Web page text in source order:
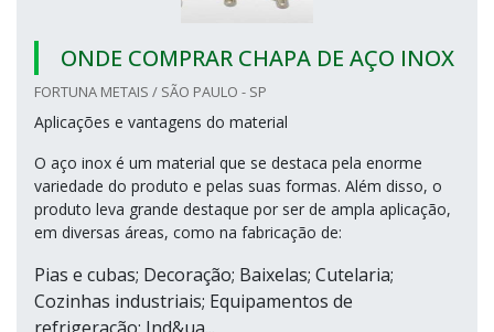
ONDE COMPRAR CHAPA DE AÇO INOX
FORTUNA METAIS / SÃO PAULO - SP
Aplicações e vantagens do material
O aço inox é um material que se destaca pela enorme
variedade do produto e pelas suas formas. Além disso, o
produto leva grande destaque por ser de ampla aplicação,
em diversas áreas, como na fabricação de:
Pias e cubas; Decoração; Baixelas; Cutelaria;
Cozinhas industriais; Equipamentos de